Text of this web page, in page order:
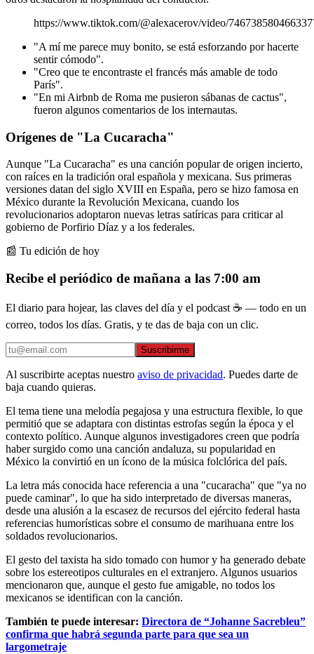
https://www.tiktok.com/@alexacerov/video/
"A mí me parece muy bonito, se está esforzando por hacerte
sentir cómodo".
"Creo que te encontraste el francés más amable de todo
París".
"En mi Airbnb de Roma me pusieron sábanas de cactus",
fueron algunos comentarios de los internautas.
Orígenes de "La Cucaracha"
Aunque "La Cucaracha" es una canción popular de origen incierto,
con raíces en la tradición oral española y mexicana. Sus primeras
versiones datan del siglo XVIII en España, pero se hizo famosa en
México durante la Revolución Mexicana, cuando los
revolucionarios adoptaron nuevas letras satíricas para criticar al
gobierno de Porfirio Díaz y a los federales.
📰 Tu edición de hoy
Recibe el periódico de mañana a las 7:00 am
El diario para hojear, las claves del día y el podcast ☕ — todo en un
correo, todos los días. Gratis, y te das de baja con un clic.
Suscribirme
Al suscribirte aceptas nuestro aviso de privacidad. Puedes darte de
baja cuando quieras.
El tema tiene una melodía pegajosa y una estructura flexible, lo que
permitió que se adaptara con distintas estrofas según la época y el
contexto político. Aunque algunos investigadores creen que podría
haber surgido como una canción andaluza, su popularidad en
México la convirtió en un ícono de la música folclórica del país.
La letra más conocida hace referencia a una "cucaracha" que "ya no
puede caminar", lo que ha sido interpretado de diversas maneras,
desde una alusión a la escasez de recursos del ejército federal hasta
referencias humorísticas sobre el consumo de marihuana entre los
soldados revolucionarios.
El gesto del taxista ha sido tomado con humor y ha generado debate
sobre los estereotipos culturales en el extranjero. Algunos usuarios
mencionaron que, aunque el gesto fue amigable, no todos los
mexicanos se identifican con la canción.
También te puede interesar: Directora de “Johanne Sacrebleu”
confirma que habrá segunda parte para que sea un
largometraje